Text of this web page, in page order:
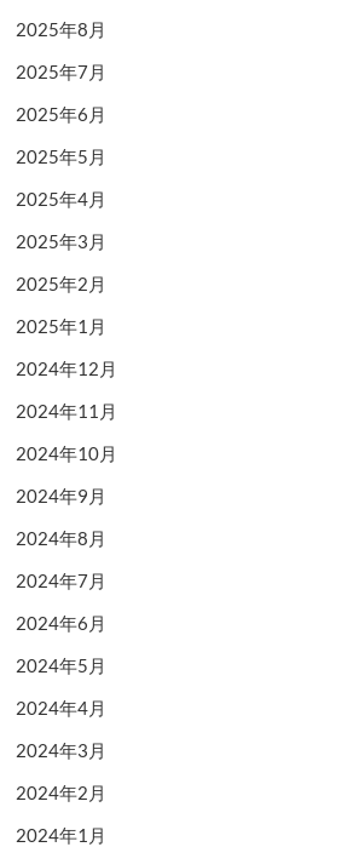
2025年8月
2025年7月
2025年6月
2025年5月
2025年4月
2025年3月
2025年2月
2025年1月
2024年12月
2024年11月
2024年10月
2024年9月
2024年8月
2024年7月
2024年6月
2024年5月
2024年4月
2024年3月
2024年2月
2024年1月